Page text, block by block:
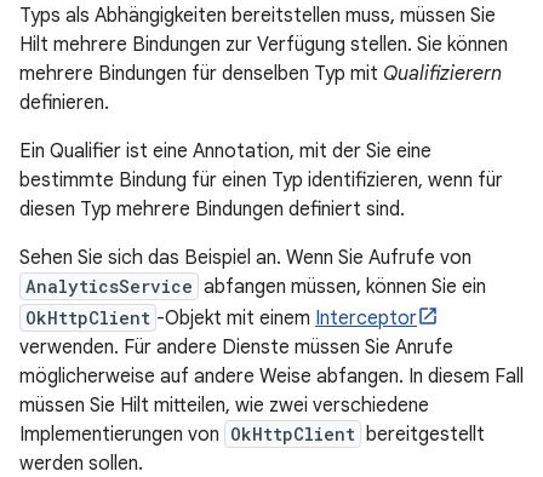
Typs als Abhängigkeiten bereitstellen muss, müssen Sie
Hilt mehrere Bindungen zur Verfügung stellen. Sie können
mehrere Bindungen für denselben Typ mit Qualifizierern
definieren.
Ein Qualifier ist eine Annotation, mit der Sie eine
bestimmte Bindung für einen Typ identifizieren, wenn für
diesen Typ mehrere Bindungen definiert sind.
Sehen Sie sich das Beispiel an. Wenn Sie Aufrufe von
AnalyticsService abfangen müssen, können Sie ein
OkHttpClient -Objekt mit einem Interceptor
verwenden. Für andere Dienste müssen Sie Anrufe
möglicherweise auf andere Weise abfangen. In diesem Fall
müssen Sie Hilt mitteilen, wie zwei verschiedene
Implementierungen von OkHttpClient bereitgestellt
werden sollen.